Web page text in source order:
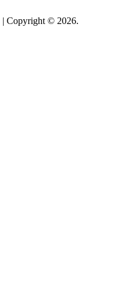
| Copyright © 2026.